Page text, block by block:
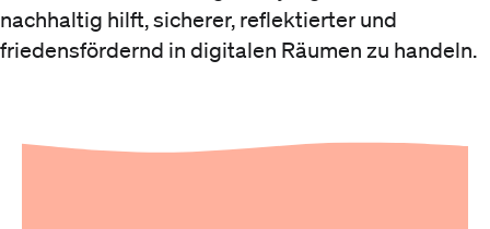
nachhaltig hilft, sicherer, reflektierter und
friedensfördernd in digitalen Räumen zu handeln.